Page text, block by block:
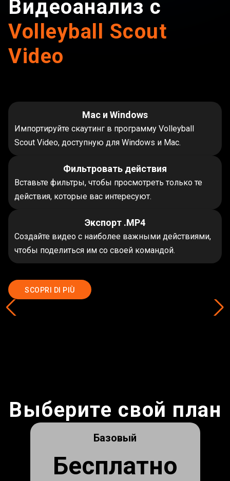
Видеоанализ с
Volleyball Scout
Video
Mac и Windows
Импортируйте скаутинг в программу Volleyball
Scout Video, доступную для Windows и Mac.
Фильтровать действия
Вставьте фильтры, чтобы просмотреть только те
действия, которые вас интересуют.
Экспорт .MP4
Создайте видео с наиболее важными действиями,
чтобы поделиться им со своей командой.
SCOPRI DI PIÙ
Выберите свой план
Базовый
Бесплатно